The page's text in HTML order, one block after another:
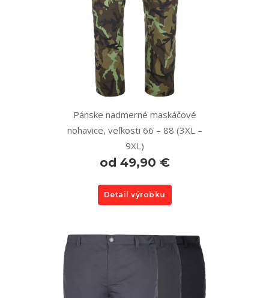
Pánske nadmerné maskáčové
nohavice, veľkosti 66 – 88 (3XL –
9XL)
od 49,90 €
Detail výrobku